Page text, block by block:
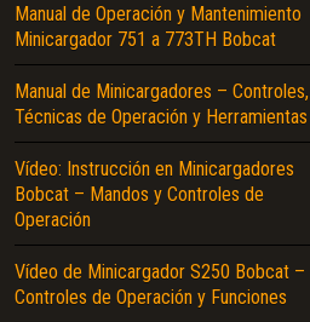
Manual de Operación y Mantenimiento
Minicargador 751 a 773TH Bobcat
Manual de Minicargadores – Controles,
Técnicas de Operación y Herramientas
Vídeo: Instrucción en Minicargadores
Bobcat – Mandos y Controles de
Operación
Vídeo de Minicargador S250 Bobcat –
Controles de Operación y Funciones